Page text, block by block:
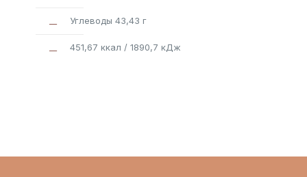
Углеводы 43,43 г
451,67 ккал / 1890,7 кДж